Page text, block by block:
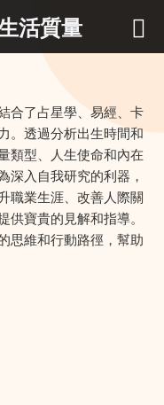
活質量
合了占星學、易經、卡
。透過分析出生時間和
類型、人生使命和內在
深入自我研究的利器，
職業生涯、改善人際關
寶貴的見解和指導。
思維和行動路徑，幫助